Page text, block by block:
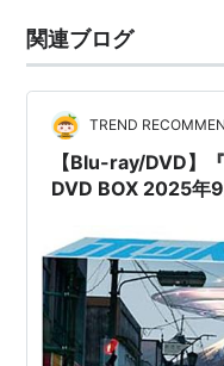
舞台「アイスクリー
TV「特急田中3号
CM「ファブリーズ
関連ブログ
TREND
【Blu-ray/DVD】
DVD BOX 2025年